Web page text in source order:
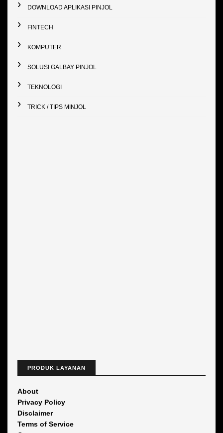
DOWNLOAD APLIKASI PINJOL
FINTECH
KOMPUTER
SOLUSI GALBAY PINJOL
TEKNOLOGI
TRICK / TIPS MINJOL
PRODUK LAYANAN
About
Privacy Policy
Disclaimer
Terms of Service